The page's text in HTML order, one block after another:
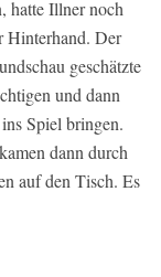
hatte Illner noch
Hinterhand. Der
geschätzte
und dann
Spiel bringen.
dann durch
auf den Tisch. Es